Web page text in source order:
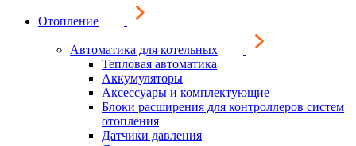
Отопление
Автоматика для котельных
Тепловая автоматика
Аккумуляторы
Аксессуары и комплектующие
Блоки расширения для контроллеров систем
отопления
Датчики давления